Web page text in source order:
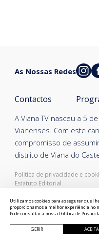
Política de privacidade e
Estatuto Editorial
A Viana TV nasceu a 5
Vianenses. Com este
compromisso de
distrito de Viana do
Contactos
As Nossas Redes
Utilizamos cookies para assegurar que
proporcionamos a melhor experiência no
Pode consultar a nossa Política de
GERIR